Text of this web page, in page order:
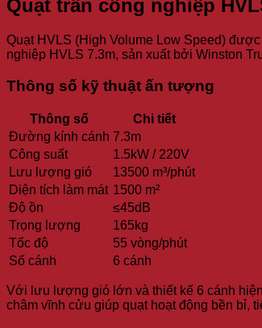
Quạt trần công nghiệp
Quạt HVLS (High Volume Low Speed)
nghiệp HVLS 7.3m, sản xuất bởi Winston
Thông số kỹ thuật ấn tượng
Thông số
Chi tiết
Đường kính cánh 7.3m
Công suất
1.5kW / 220V
Lưu lượng gió
13500 m³/phút
Diện tích làm mát 1500 m²
Độ ồn
≤45dB
Trọng lượng
165kg
Tốc độ
55 vòng/phút
Số cánh
6 cánh
Với lưu lượng gió lớn và thiết kế 6 cánh
châm vĩnh cửu giúp quạt hoạt động bền bỉ,